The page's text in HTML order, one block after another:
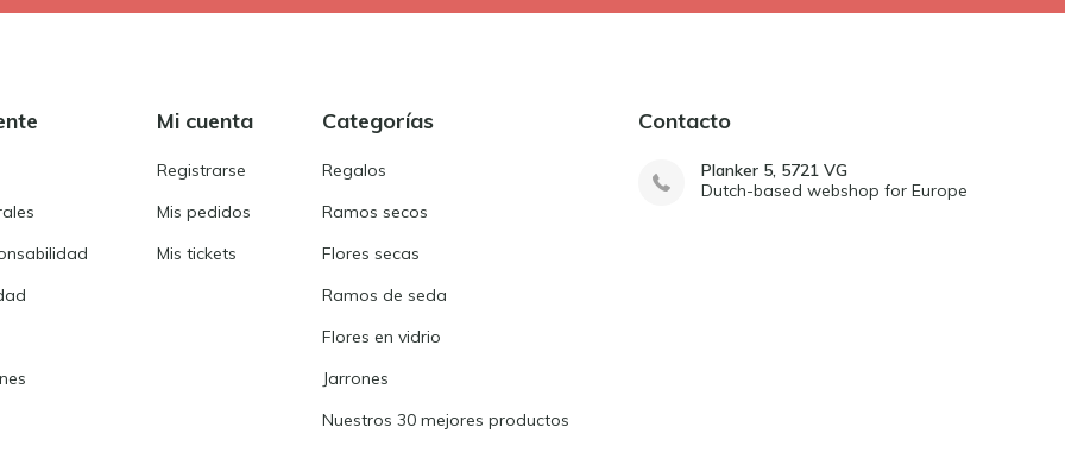
Mi cuenta
Registrarse
Mis pedidos
Mis tickets
Categorías
Regalos
Ramos secos
Flores secas
Ramos de seda
Flores en vidrio
Jarrones
Nuestros 30 mejores productos
Contacto
Planker 5, 5721 VG
Dutch-based webshop for Europe